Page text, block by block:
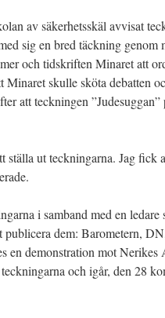
av säkerhetsskäl avvisat
sig en bred täckning genom
och tidskriften Minaret att
Minaret skulle sköta debatten
att teckningen
ut teckningarna. Jag fick
i samband med en ledare
dem: Barometern,
en demonstration mot Nerikes
och igår, den 28